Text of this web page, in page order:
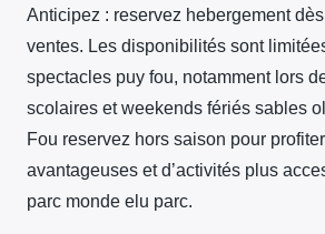
Anticipez : reservez hebergement
ventes. Les disponibilités sont
spectacles puy fou, notamment lors
scolaires et weekends fériés sables
Fou reservez hors saison pour profiter
avantageuses et d’activités plus
parc monde elu parc.